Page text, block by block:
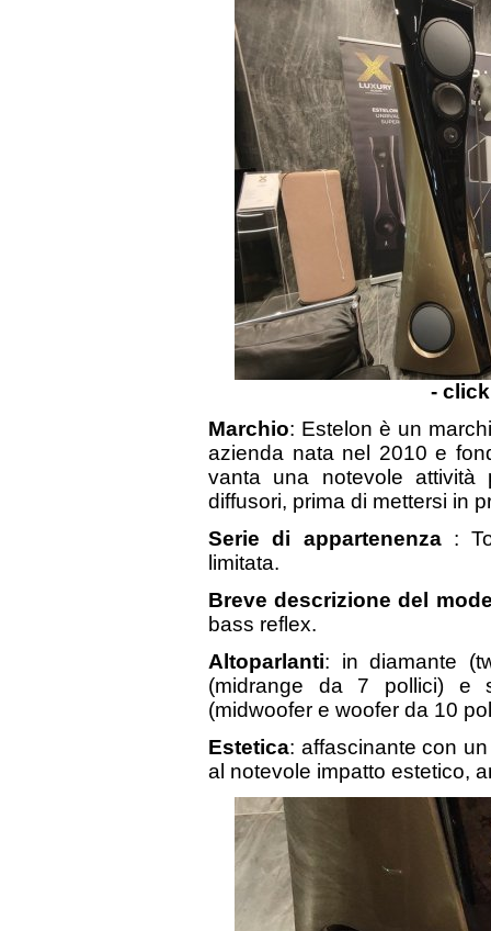
-
Marchio: Estelon è un
azienda nata nel 2010 e
vanta una notevole attività
diffusori, prima di mettersi in
Serie di appartenenza:
limitata.
Breve descrizione del
bass reflex.
Altoparlanti: in diamante
(midrange da 7 pollici) e
(midwoofer e woofer da 10
Estetica: affascinante con
al notevole impatto estetico,